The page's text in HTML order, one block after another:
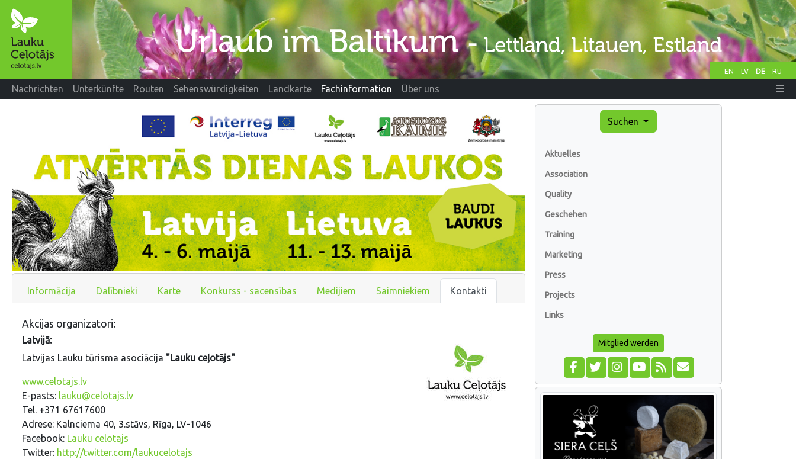
EN LV DE RU
Nachrichten Unterkünfte Routen Sehenswürdigkeiten Landkarte Fachinformation Über uns
Informācija Dalībnieki Karte Konkurss - sacensības Medijiem Saimniekiem Kontakti
Akcijas organizatori:
Latvijā:
Latvijas Lauku tūrisma asociācija "Lauku ceļotājs"
www.celotajs.lv
E-pasts: lauku@celotajs.lv
Tel. +371 67617600
Adrese: Kalnciema 40, 3.stāvs, Rīga, LV-1046
Facebook: Lauku celotajs
Twitter: http://twitter.com/laukucelotajs
Suchen
Aktuelles
Association
Quality
Geschehen
Training
Marketing
Press
Projects
Links
Mitglied werden